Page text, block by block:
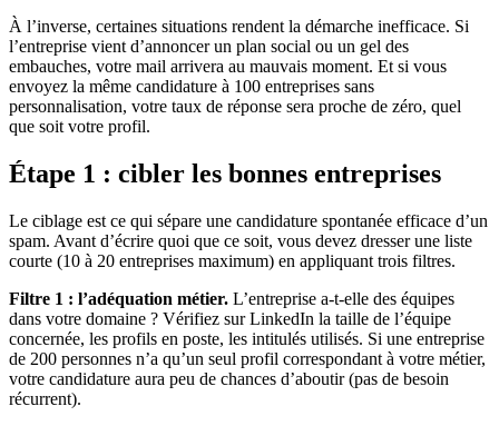
À l’inverse, certaines situations rendent la démarche inefficace. Si
l’entreprise vient d’annoncer un plan social ou un gel des
embauches, votre mail arrivera au mauvais moment. Et si vous
envoyez la même candidature à 100 entreprises sans
personnalisation, votre taux de réponse sera proche de zéro, quel
que soit votre profil.
Étape 1 : cibler les bonnes entreprises
Le ciblage est ce qui sépare une candidature spontanée efficace d’un
spam. Avant d’écrire quoi que ce soit, vous devez dresser une liste
courte (10 à 20 entreprises maximum) en appliquant trois filtres.
Filtre 1 : l’adéquation métier. L’entreprise a-t-elle des équipes
dans votre domaine ? Vérifiez sur LinkedIn la taille de l’équipe
concernée, les profils en poste, les intitulés utilisés. Si une entreprise
de 200 personnes n’a qu’un seul profil correspondant à votre métier,
votre candidature aura peu de chances d’aboutir (pas de besoin
récurrent).